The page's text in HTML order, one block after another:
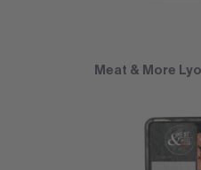
Meat & More